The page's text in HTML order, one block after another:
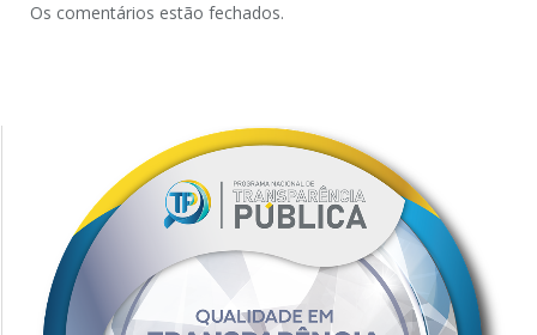
Os comentários estão fechados.